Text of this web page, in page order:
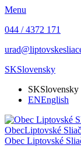
Menu
044 / 4372 171
SKSlovensky
SKSlovensky
ENEnglish
ObecLiptovské
Obec Liptovské